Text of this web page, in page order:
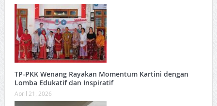
TP-PKK Wenang Rayakan Momentum Kartini dengan
Lomba Edukatif dan Inspiratif
April 21, 2026